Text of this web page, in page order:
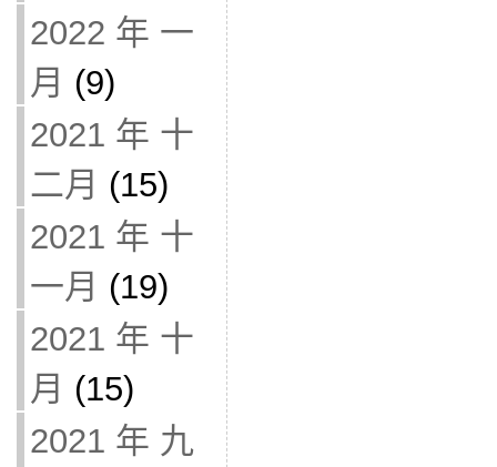
2022 年 一
月 (9)
2021 年 十
二月 (15)
2021 年 十
一月 (19)
2021 年 十
月 (15)
2021 年 九